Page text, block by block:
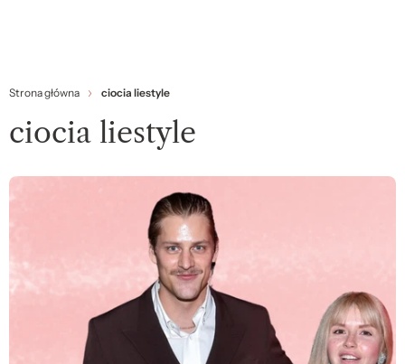
Strona główna ciocia liestyle
ciocia liestyle